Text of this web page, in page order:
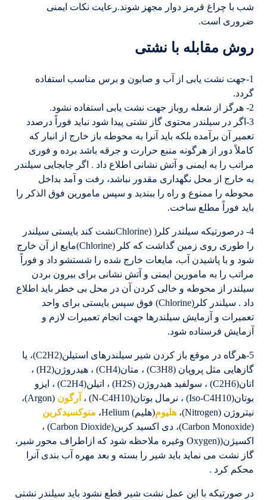
شب با چراغ قرمز دوار مجهز شوند.رعایت نکات ایمنی
ضروری است.
روش مقابله با نشتی
1-جهت نشت یابی از آب و صابون و برس مناسب استفاده
گردد.
2- هرگز از شعله روباز جهت نشت یابی استفاده نشود.
3-اگر در سیلندر محتوی گاز نشتی پیدا شود نباید فوراً درصدد
تعمیر آن برآمده بلکه باید آنرا به محوطه باز خارج از انبار که
کاملاً دور از هرگونه منبع حرارت و جرقه باشد برده و فوری
مراتب را به ایمنی و آتش نشانی اطلاع داد . اگر جابجایی سیلندر
به خارج از محل نگهداری مقدور نباشد، رفت و آمد بداخل
محوطه را ممنوع و راه را ببندید و سپس مامورین فوق الذکر را
باید فوراً مطلع ساخت.
4- درصورتیکه سیلندر کلر( (Chlorineنشت کند بایستی سیلندر
را طوری روی زمین گذاشت که کلر (Chlorine)مایع از آن خارج
شود و با پاشیدن آب، مایعات خارج شده را شستشو داد و فوراً
مراتب را به مامورین ایمنی و آتش نشانی برای بیرون بردن
سیلندر از محوطه و خالی کردن آن در محل بی خطر باید اطلاع
داد . سیلندر کلر(Chlorine) فوق سپس بایستی برای واحد
تعمیرات و آزمایش سیلندرها جهت انجام تعمیرات لازم و
آزمایش فرستاده شود.
5-هرگاه در موقع باز کردن شیر سیلندرهای استیلن(C2H2)، یا
گازهایی مثل پروپان (C3H8) ، متان(CH4) ، هیدروژن(H2) ،
اتان(C2H6) ، سولفید هیدروژن (H2S) ، اتیلن(C2H4) ، ایزو
بوتان(Iso-C4H10) ، نرمال بوتان(N-C4H10) ،
آرگون
(Argon)،
نیتروژن (Nitrogen)،
هلیوم(هلیم) Helium،
منوکسیدکربن
(Carbon Monoxide)، دی اکسید کربن(Carbon Dioxide) ،
اکسیژن((Oxygen وغیره ملاحظه شود که ازاطراف محور شیر،
گاز نشت می نماید باید شیر را بسته و بعد مهره آب بندی آنرا
محکم کرد .
در صورتیکه با این عمل نشت شیر قطع نشود باید سیلندر نشتی